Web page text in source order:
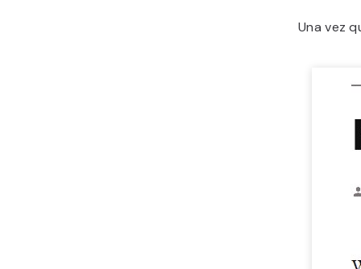
Una vez